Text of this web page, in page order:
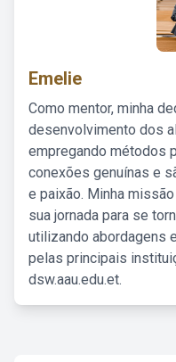
Emelie
Como mentor, minha
desenvolvimento dos
empregando métodos
conexões genuínas e
e paixão. Minha
sua jornada para se
utilizando abordagens
pelas principais
dsw.aau.edu.et.